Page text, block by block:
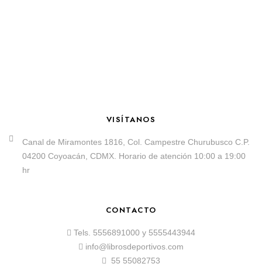
VISÍTANOS
Canal de Miramontes 1816, Col. Campestre Churubusco C.P.
04200 Coyoacán, CDMX. Horario de atención 10:00 a 19:00
hr
CONTACTO
Tels. 5556891000 y 5555443944
info@librosdeportivos.com
55 55082753